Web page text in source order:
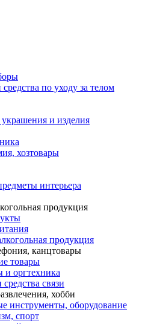
по уходу за телом
и изделия
хозтовары
интерьера
продукция
продукция
канцтовары
товары
оргтехника
связи
хобби
инструменты, оборудование
спорт